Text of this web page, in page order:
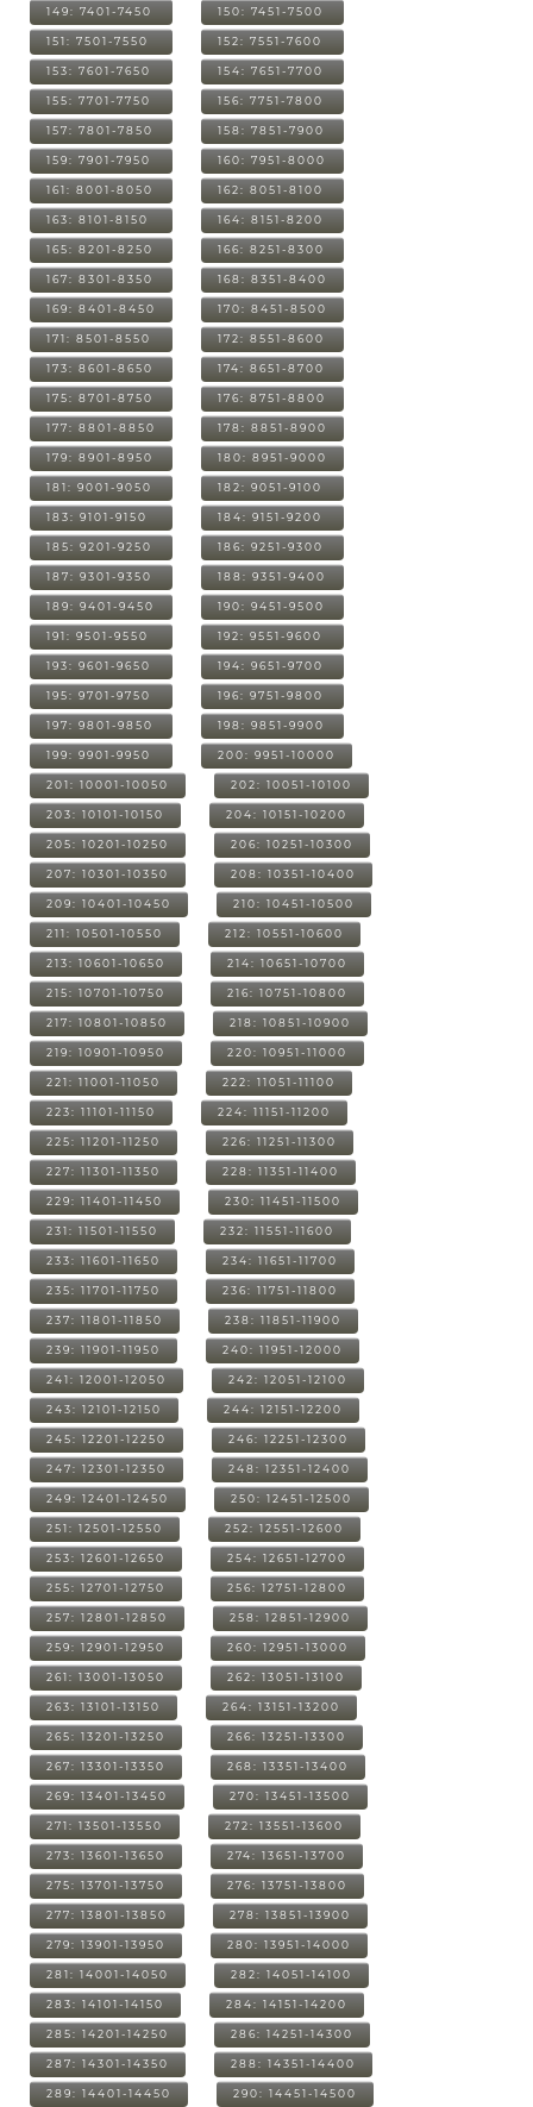
149: 7401-7450 150: 7451-7500
151: 7501-7550 152: 7551-7600
153: 7601-7650 154: 7651-7700
155: 7701-7750 156: 7751-7800
157: 7801-7850 158: 7851-7900
159: 7901-7950 160: 7951-8000
161: 8001-8050 162: 8051-8100
163: 8101-8150 164: 8151-8200
165: 8201-8250 166: 8251-8300
167: 8301-8350 168: 8351-8400
169: 8401-8450 170: 8451-8500
171: 8501-8550 172: 8551-8600
173: 8601-8650 174: 8651-8700
175: 8701-8750 176: 8751-8800
177: 8801-8850 178: 8851-8900
179: 8901-8950 180: 8951-9000
181: 9001-9050 182: 9051-9100
183: 9101-9150 184: 9151-9200
185: 9201-9250 186: 9251-9300
187: 9301-9350 188: 9351-9400
189: 9401-9450 190: 9451-9500
191: 9501-9550 192: 9551-9600
193: 9601-9650 194: 9651-9700
195: 9701-9750 196: 9751-9800
197: 9801-9850 198: 9851-9900
199: 9901-9950 200: 9951-10000
201: 10001-10050 202: 10051-10100
203: 10101-10150 204: 10151-10200
205: 10201-10250 206: 10251-10300
207: 10301-10350 208: 10351-10400
209: 10401-10450 210: 10451-10500
211: 10501-10550 212: 10551-10600
213: 10601-10650 214: 10651-10700
215: 10701-10750 216: 10751-10800
217: 10801-10850 218: 10851-10900
219: 10901-10950 220: 10951-11000
221: 11001-11050 222: 11051-11100
223: 11101-11150 224: 11151-11200
225: 11201-11250 226: 11251-11300
227: 11301-11350 228: 11351-11400
229: 11401-11450 230: 11451-11500
231: 11501-11550 232: 11551-11600
233: 11601-11650 234: 11651-11700
235: 11701-11750 236: 11751-11800
237: 11801-11850 238: 11851-11900
239: 11901-11950 240: 11951-12000
241: 12001-12050 242: 12051-12100
243: 12101-12150 244: 12151-12200
245: 12201-12250 246: 12251-12300
247: 12301-12350 248: 12351-12400
249: 12401-12450 250: 12451-12500
251: 12501-12550 252: 12551-12600
253: 12601-12650 254: 12651-12700
255: 12701-12750 256: 12751-12800
257: 12801-12850 258: 12851-12900
259: 12901-12950 260: 12951-13000
261: 13001-13050 262: 13051-13100
263: 13101-13150 264: 13151-13200
265: 13201-13250 266: 13251-13300
267: 13301-13350 268: 13351-13400
269: 13401-13450 270: 13451-13500
271: 13501-13550 272: 13551-13600
273: 13601-13650 274: 13651-13700
275: 13701-13750 276: 13751-13800
277: 13801-13850 278: 13851-13900
279: 13901-13950 280: 13951-14000
281: 14001-14050 282: 14051-14100
283: 14101-14150 284: 14151-14200
285: 14201-14250 286: 14251-14300
287: 14301-14350 288: 14351-14400
289: 14401-14450 290: 14451-14500